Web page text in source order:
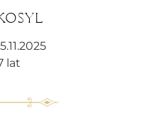
lat